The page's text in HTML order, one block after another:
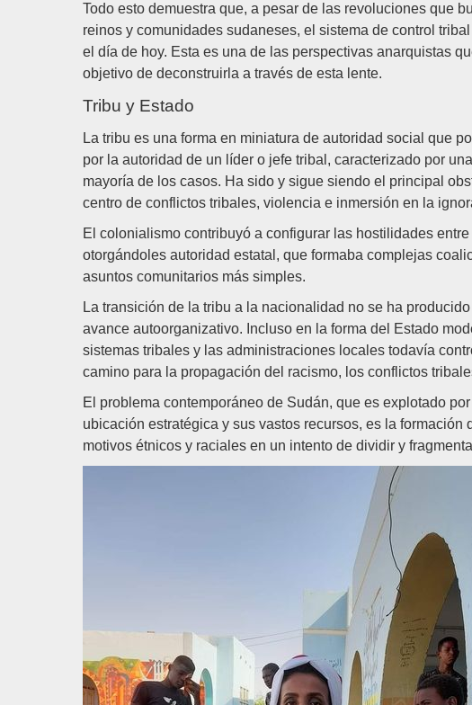
Todo esto demuestra que, a pesar de las revoluciones que
reinos y comunidades sudaneses, el sistema de control
el día de hoy. Esta es una de las perspectivas anarquistas
objetivo de deconstruirla a través de esta lente.
Tribu y Estado
La tribu es una forma en miniatura de autoridad social que
por la autoridad de un líder o jefe tribal, caracterizado por
mayoría de los casos. Ha sido y sigue siendo el principal
centro de conflictos tribales, violencia e inmersión en la
El colonialismo contribuyó a configurar las hostilidades
otorgándoles autoridad estatal, que formaba complejas
asuntos comunitarios más simples.
La transición de la tribu a la nacionalidad no se ha
avance autoorganizativo. Incluso en la forma del Estado
sistemas tribales y las administraciones locales todavía
camino para la propagación del racismo, los conflictos
El problema contemporáneo de Sudán, que es explotado
ubicación estratégica y sus vastos recursos, es la
motivos étnicos y raciales en un intento de dividir y